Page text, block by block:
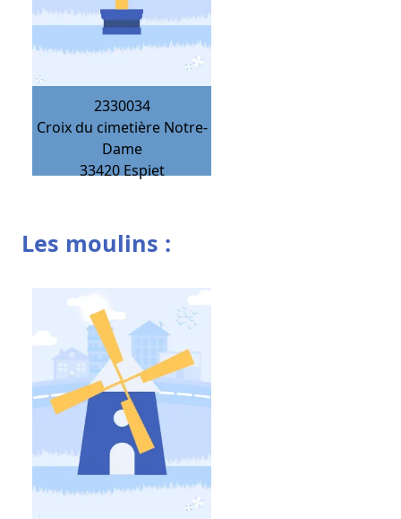
2330034
Croix du cimetière Notre-
Dame
33420 Espiet
Les moulins :